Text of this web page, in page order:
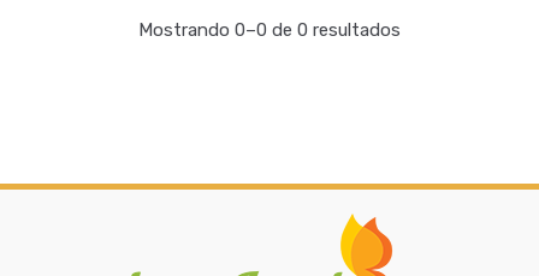
Mostrando 0–0 de 0 resultados